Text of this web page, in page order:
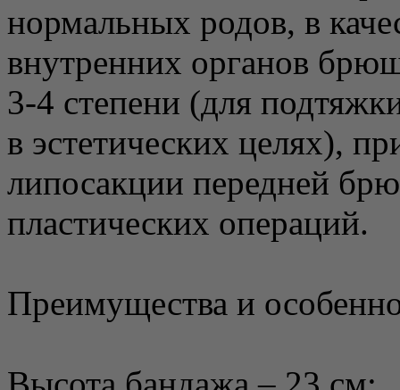
нормальных родов, в
внутренних органов
3-4 степени (для
в эстетических целях),
липосакции передней
пластических операций.
Преимущества и